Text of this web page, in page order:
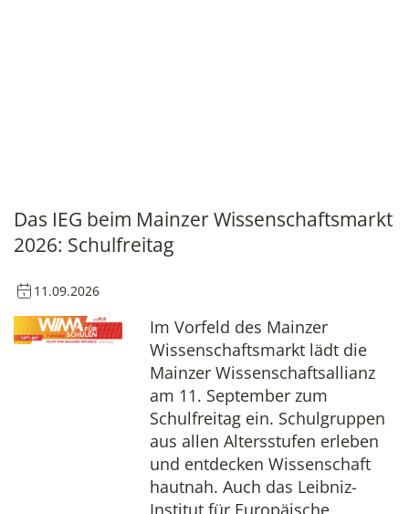
Das IEG beim Mainzer Wissenschaftsmarkt
2026: Schulfreitag
11.09.2026
Im Vorfeld des Mainzer
Wissenschaftsmarkt lädt die
Mainzer Wissenschaftsallianz
am 11. September zum
Schulfreitag ein. Schulgruppen
aus allen Altersstufen erleben
und entdecken Wissenschaft
hautnah. Auch das Leibniz-
Institut für Europäische